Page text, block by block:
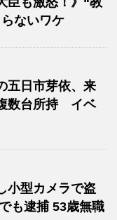
ないワケ
五日市芽依、来
数台所持 イベ
小型カメラで盗
も逮捕 53歳無職